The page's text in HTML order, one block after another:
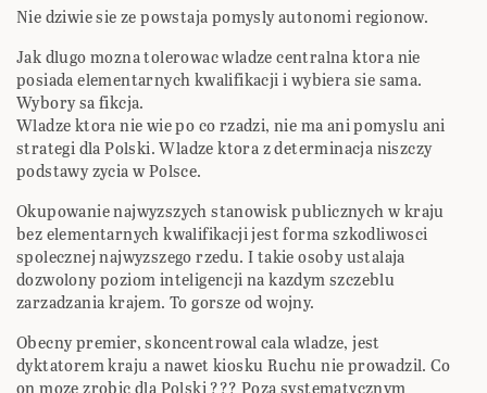
Nie dziwie sie ze powstaja pomysly autonomi regionow.
Jak dlugo mozna tolerowac wladze centralna ktora nie
posiada elementarnych kwalifikacji i wybiera sie sama.
Wybory sa fikcja.
Wladze ktora nie wie po co rzadzi, nie ma ani pomyslu ani
strategi dla Polski. Wladze ktora z determinacja niszczy
podstawy zycia w Polsce.
Okupowanie najwyzszych stanowisk publicznych w kraju
bez elementarnych kwalifikacji jest forma szkodliwosci
spolecznej najwyzszego rzedu. I takie osoby ustalaja
dozwolony poziom inteligencji na kazdym szczeblu
zarzadzania krajem. To gorsze od wojny.
Obecny premier, skoncentrowal cala wladze, jest
dyktatorem kraju a nawet kiosku Ruchu nie prowadzil. Co
on moze zrobic dla Polski ??? Poza systematycznym